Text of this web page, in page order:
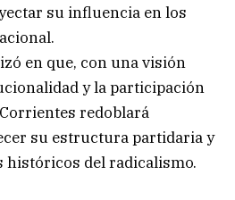
su influencia en los
en que, con una visión
y la participación
redoblará
su estructura partidaria y
del radicalismo.